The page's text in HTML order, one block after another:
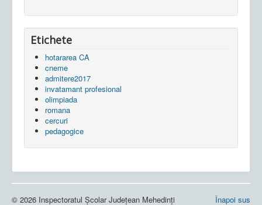
Etichete
hotararea CA
cneme
admitere2017
invatamant profesional
olimpiada
romana
cercuri
pedagogice
Înapoi sus
© 2026 Inspectoratul Școlar Județean Mehedinți